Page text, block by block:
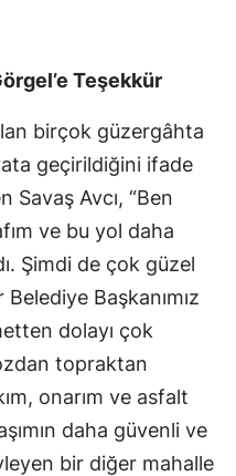
Teşekkür
birçok güzergâhta
geçirildiğini ifade
Savaş Avcı, “Ben
ve bu yol daha
Şimdi de çok güzel
Başkanımız
dolayı çok
topraktan
onarım ve asfalt
daha güvenli ve
bir diğer mahalle